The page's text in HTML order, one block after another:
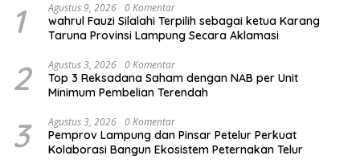
1 Agustus 9, 2026 0 Komentar
wahrul Fauzi Silalahi Terpilih sebagai ketua Karang
Taruna Provinsi Lampung Secara Aklamasi
2 Agustus 3, 2026 0 Komentar
Top 3 Reksadana Saham dengan NAB per Unit
Minimum Pembelian Terendah
3 Agustus 3, 2026 0 Komentar
Pemprov Lampung dan Pinsar Petelur Perkuat
Kolaborasi Bangun Ekosistem Peternakan Telur